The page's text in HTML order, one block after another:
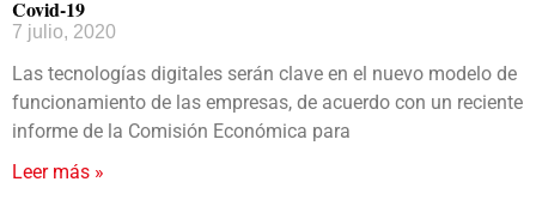
Covid-19
7 julio, 2020
Las tecnologías digitales serán clave en el nuevo modelo de
funcionamiento de las empresas, de acuerdo con un reciente
informe de la Comisión Económica para
Leer más »